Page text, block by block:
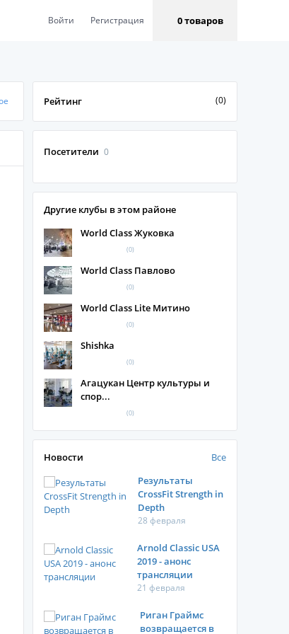
Войти Регистрация 0 товаров
Рейтинг (0)
Посетители 0
Другие клубы в этом районе
World Class Жуковка
(0)
World Class Павлово
(0)
World Class Lite Митино
(0)
Shishka
(0)
Агацукан Центр культуры и
спор...
(0)
Новости
Все
Результаты
CrossFit Strength in
Depth
28 февраля
Arnold Classic USA
2019 - анонс
трансляции
21 февраля
Риган Граймс
возвращается в